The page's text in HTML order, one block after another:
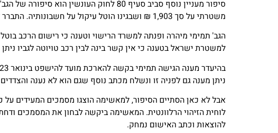
משטרתי על סך 1,903 ₪ ושבגינו הוטל עיקול על חשבונותיה. התברר לה כי בפברואר 18' נרשם לחובתה דו"ח בגין חנייה רכבה בחניית נכים.
למשטרת ישראל בטענה כי אין קשר בינה לבין רכב טויוטה לגביו
ניתן מענה גם לפניה זו ונשלח מכתב נוסף שגם הוא לא נענה והצדדים התייצבו לדיון ביולי 23', חמש שנים
אבל לא כאן הסתיים הסיפור, למאשימה הוצגו מסמכים המעידים על
להוצאות וכתב האישום נמחק.